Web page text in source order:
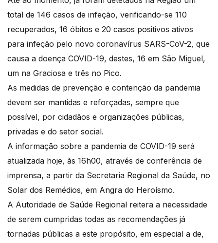
total de 146 casos de infeção, verificando-se 110
recuperados, 16 óbitos e 20 casos positivos ativos
para infeção pelo novo coronavírus SARS-CoV-2, que
causa a doença COVID-19, destes, 16 em São Miguel,
um na Graciosa e três no Pico.
As medidas de prevenção e contenção da pandemia
devem ser mantidas e reforçadas, sempre que
possível, por cidadãos e organizações públicas,
privadas e do setor social.
A informação sobre a pandemia de COVID-19 será
atualizada hoje, às 16h00, através de conferência de
imprensa, a partir da Secretaria Regional da Saúde, no
Solar dos Remédios, em Angra do Heroísmo.
A Autoridade de Saúde Regional reitera a necessidade
de serem cumpridas todas as recomendações já
tornadas públicas a este propósito, em especial a de,